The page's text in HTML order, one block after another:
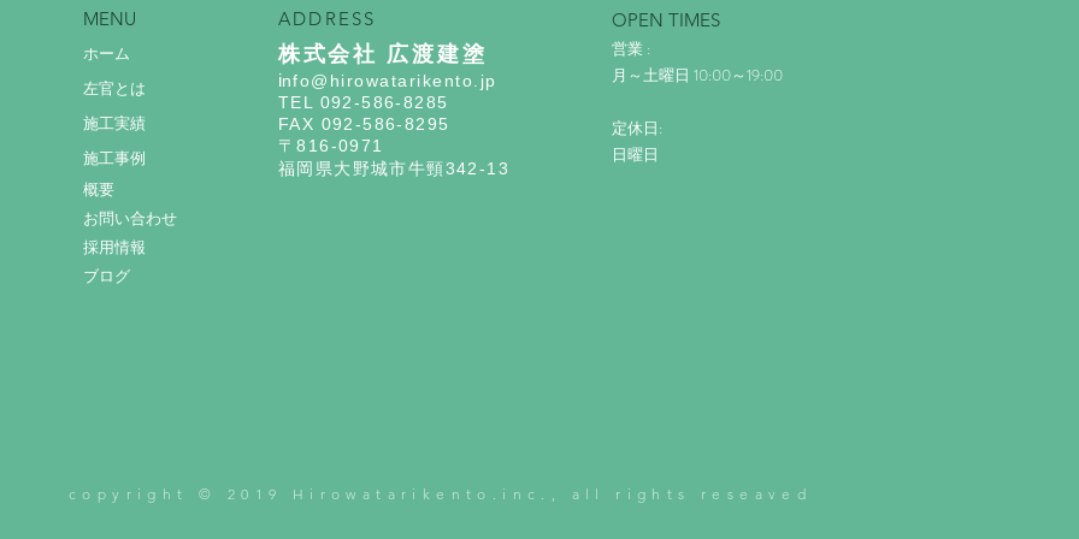
MENU
ホーム
左官とは
施工実績
施工事例
概要
お問い合わせ
採用情報
ブログ
ADDRESS
株式会社 広渡建塗
info@hirowatarikento.jp
TEL 092-586-8285
FAX 092-586-8295
〒816-0971
福岡県大野城市牛頸342-13
OPEN TIMES
営業 :
月～土曜日 10:00～19:00
定休日:
日曜日
copyright © 2019 Hirowatarikento.inc., all rights reseaved